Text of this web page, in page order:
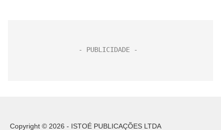
Copyright © 2026 - ISTOÉ PUBLICAÇÕES LTDA